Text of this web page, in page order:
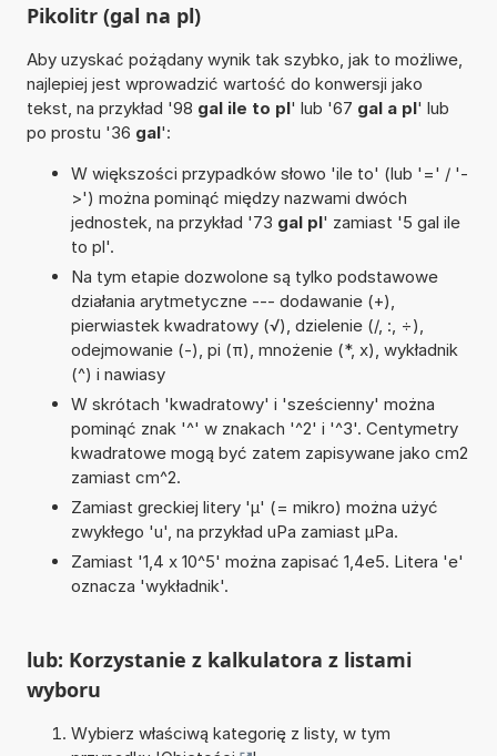
Pikolitr (gal na pl)
Aby uzyskać pożądany wynik tak szybko, jak to możliwe,
najlepiej jest wprowadzić wartość do konwersji jako
tekst, na przykład '98 gal ile to pl' lub '67 gal a pl' lub
po prostu '36 gal':
W większości przypadków słowo 'ile to' (lub '=' / '-
>') można pominąć między nazwami dwóch
jednostek, na przykład '73 gal pl' zamiast '5 gal ile
to pl'.
Na tym etapie dozwolone są tylko podstawowe
działania arytmetyczne --- dodawanie (+),
pierwiastek kwadratowy (√), dzielenie (/, :, ÷),
odejmowanie (-), pi (π), mnożenie (*, x), wykładnik
(^) i nawiasy
W skrótach 'kwadratowy' i 'sześcienny' można
pominąć znak '^' w znakach '^2' i '^3'. Centymetry
kwadratowe mogą być zatem zapisywane jako cm2
zamiast cm^2.
Zamiast greckiej litery 'µ' (= mikro) można użyć
zwykłego 'u', na przykład uPa zamiast µPa.
Zamiast '1,4 x 10^5' można zapisać 1,4e5. Litera 'e'
oznacza 'wykładnik'.
lub: Korzystanie z kalkulatora z listami
wyboru
Wybierz właściwą kategorię z listy, w tym